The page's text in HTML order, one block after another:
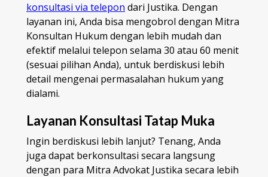
konsultasi via telepon dari Justika. Dengan
layanan ini, Anda bisa mengobrol dengan Mitra
Konsultan Hukum dengan lebih mudah dan
efektif melalui telepon selama 30 atau 60 menit
(sesuai pilihan Anda), untuk berdiskusi lebih
detail mengenai permasalahan hukum yang
dialami.
Layanan Konsultasi Tatap Muka
Ingin berdiskusi lebih lanjut? Tenang, Anda
juga dapat berkonsultasi secara langsung
dengan para Mitra Advokat Justika secara lebih